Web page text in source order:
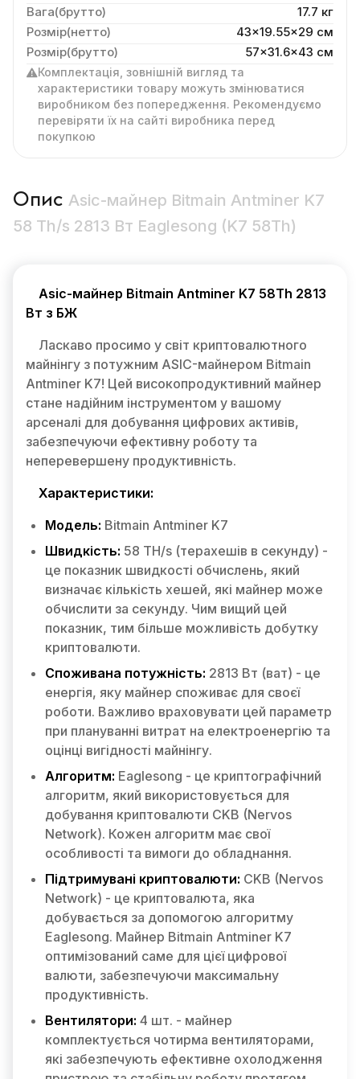
Вага(брутто)
17.7 кг
Розмір(нетто)
43x19.55x29 cм
Розмір(брутто)
57x31.6x43 см
Комплектація, зовнішній вигляд та
характеристики товару можуть змінюватися
виробником без попередження. Рекомендуємо
перевіряти їх на сайті виробника перед
покупкою
Опис Asic-майнер Bitmain Antminer K7
58 Th/s 2813 Вт Eaglesong (K7 58Th)
Asic-майнер Bitmain Antminer K7 58Th 2813
Вт з БЖ
Ласкаво просимо у світ криптовалютного
майнінгу з потужним ASIC-майнером Bitmain
Antminer K7! Цей високопродуктивний майнер
стане надійним інструментом у вашому
арсеналі для добування цифрових активів,
забезпечуючи ефективну роботу та
неперевершену продуктивність.
Характеристики:
Модель: Bitmain Antminer K7
Швидкість: 58 TH/s (терахешів в секунду) -
це показник швидкості обчислень, який
визначає кількість хешей, які майнер може
обчислити за секунду. Чим вищий цей
показник, тим більше можливість добутку
криптовалюти.
Споживана потужність: 2813 Вт (ват) - це
енергія, яку майнер споживає для своєї
роботи. Важливо враховувати цей параметр
при плануванні витрат на електроенергію та
оцінці вигідності майнінгу.
Алгоритм: Eaglesong - це криптографічний
алгоритм, який використовується для
добування криптовалюти CKB (Nervos
Network). Кожен алгоритм має свої
особливості та вимоги до обладнання.
Підтримувані криптовалюти: CKB (Nervos
Network) - це криптовалюта, яка
добувається за допомогою алгоритму
Eaglesong. Майнер Bitmain Antminer K7
оптимізований саме для цієї цифрової
валюти, забезпечуючи максимальну
продуктивність.
Вентилятори: 4 шт. - майнер
комплектується чотирма вентиляторами,
які забезпечують ефективне охолодження